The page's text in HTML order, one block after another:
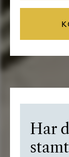
Har